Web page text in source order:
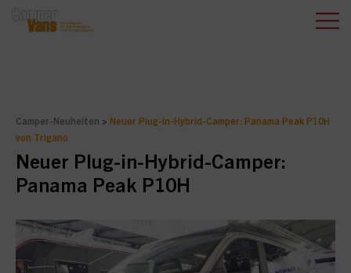
Camper-Neuheiten > Neuer Plug-in-Hybrid-Camper: Panama Peak P10H
von Trigano
Neuer Plug-in-Hybrid-Camper:
Panama Peak P10H